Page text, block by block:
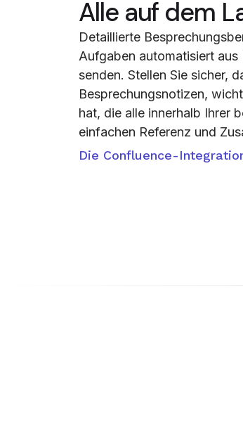
Alle auf dem
Detaillierte
Aufgaben automatisiert
senden. Stellen Sie sicher,
Besprechungsnotizen,
hat, die alle innerhalb Ihrer
einfachen Referenz und
Die Confluence-